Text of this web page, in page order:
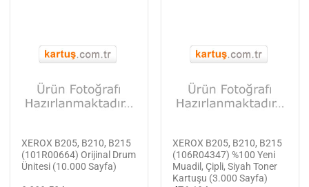
XEROX B205, B210, B215
(101R00664) Orijinal Drum
Ünitesi (10.000 Sayfa)
XEROX B205, B210, B215
(106R04347) %100 Yeni
Muadil, Çipli, Siyah Toner
Kartuşu (3.000 Sayfa)